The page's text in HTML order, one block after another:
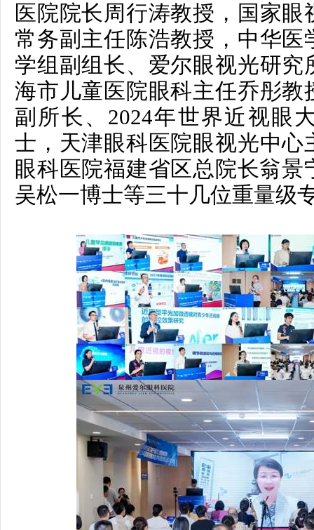
医院院长周行涛教授，国家眼
常务副主任 陈浩教授，中华医
学组副组长、爱尔眼视光研究
海市儿童医院眼科主任乔彤教
副所长、2024年世界近视眼
士，天津眼科医院眼视光中心
眼科医院福建省区总院长翁景
吴松一博士等三十几位重量级